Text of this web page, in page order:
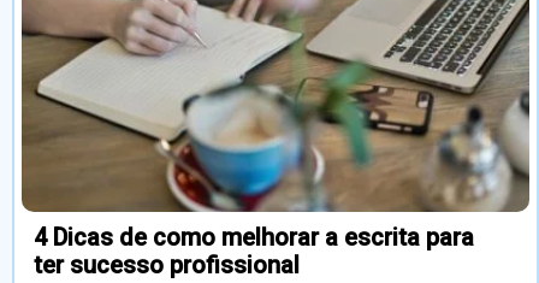
4 Dicas de como melhorar a escrita para
ter sucesso profissional